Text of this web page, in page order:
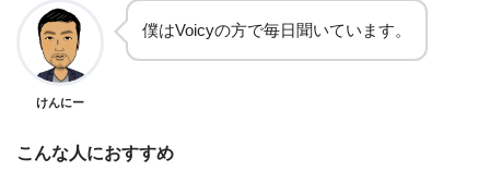
けんにー
僕はVoicyの方で毎日聞いています。
こんな人におすすめ